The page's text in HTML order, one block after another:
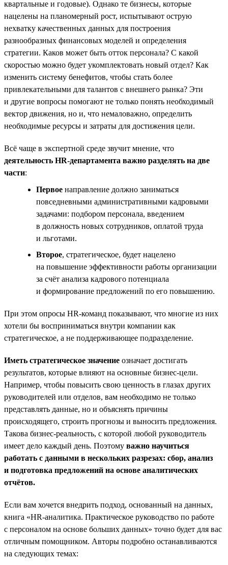
квартальные и годовые). Однако те бизнесы, которые
нацелены на планомерный рост, испытывают острую
нехватку качественных данных для построения
разнообразных финансовых моделей и определения
стратегии. Каков может быть отток персонала? С какой
скоростью можно будет укомплектовать новый отдел? Как
изменить систему бенефитов, чтобы стать более
привлекательными для талантов с внешнего рынка? Эти
и другие вопросы помогают не только понять необходимый
вектор движения, но и, что немаловажно, определить
необходимые ресурсы и затраты для достижения цели.
Всё чаще в экспертной среде звучит мнение, что
деятельность HR-департамента важно разделять на две
части:
Первое направление должно заниматься
повседневными административными кадровыми
задачами: подбором персонала, введением
в должность новых сотрудников, оплатой труда
и льготами.
Второе, стратегическое, будет нацелено
на повышение эффективности работы организации
за счёт анализа кадрового потенциала
и формирование предложений по его повышению.
При этом опросы HR-команд показывают, что многие из них
хотели бы восприниматься внутри компании как
стратегическое, а не поддерживающее подразделение.
Иметь стратегическое значение означает достигать
результатов, которые влияют на основные бизнес-цели.
Например, чтобы повысить свою ценность в глазах других
руководителей или отделов, вам необходимо не только
представлять данные, но и объяснять причины
происходящего, строить прогнозы и выносить предложения.
Такова бизнес-реальность, с которой любой руководитель
имеет дело каждый день. Поэтому важно научиться
работать с данными в нескольких разрезах: сбор, анализ
и подготовка предложений на основе аналитических
отчётов.
Если вам хочется внедрить подход, основанный на данных,
книга «HR-аналитика. Практическое руководство по работе
с персоналом на основе больших данных» точно будет для вас
отличным помощником. Авторы подробно останавливаются
на следующих темах: